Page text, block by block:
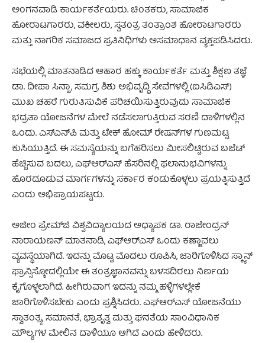
ಅಂಗನವಾಡಿ ಕಾರ್ಯಕರ್ತೆಯರು. ಚಿಂತಕರು, ಸಾಮಾಜಿಕ
ಹೋರಾಟಗಾರರು, ವಕೀಲರು, ಸ್ವತಂತ್ರ ತಂತ್ರಾಂಶ ಹೋರಾಟಗಾರರು
ಮತ್ತು ನಾಗರಿಕ ಸಮಾಜದ ಪ್ರತಿನಿಧಿಗಳು ಅಸಮಾಧಾನ ವ್ಯಕ್ತಪಡಿಸಿದರು.
ಸಭೆಯಲ್ಲಿ ಮಾತನಾಡಿದ ಆಹಾರ ಹಕ್ಕು ಕಾರ್ಯಕರ್ತೆ ಮತ್ತು ಶಿಕ್ಷಣ ತಜ್ಞೆ
ಡಾ. ದೀಪಾ ಸಿನ್ಹಾ, ಸಮಗ್ರ ಶಿಶು ಅಭಿವೃದ್ಧಿ ಸೇವೆಗಳಲ್ಲಿ (ಐಸಿಡಿಎಸ್)
ಮುಖ ಚಹರೆ ಗುರುತಿಸುವಿಕೆ ಪರಿಚಯಿಸುತ್ತಿರುವುದು ಸಾಮಾಜಿಕ
ಭದ್ರತಾ ಯೋಜನೆಗಳ ಮೇಲೆ ನಡೆಸಲಾಗುತ್ತಿರುವ ಸರಣಿ ದಾಳಿಗಳಲ್ಲಿನ
ಒಂದು. ಎಸ್‌ಎನ್‌ಪಿ ಮತ್ತು ಟೇಕ್ ಹೋಮ್ ರೇಷನ್‌ಗಳ ಗುಣಮಟ್ಟ
ಕುಸಿಯುತ್ತಿದೆ. ಈ ಸಮಸ್ಯೆಯನ್ನು ಬಗೆಹರಿಸಲು ಮೀಸಲಿಟ್ಟಿರುವ ಬಜೆಟ್
ಹೆಚ್ಚಿಸುವ ಬದಲು, ಎಫ್‌ಆರ್‌ಎಸ್‌ ಹೆಸರಿನಲ್ಲಿ ಫಲಾನುಭವಿಗಳನ್ನು
ಹೊರದೂಡುವ ಮಾರ್ಗಗಳನ್ನು ಸರ್ಕಾರ ಕಂಡುಕೊಳ್ಳಲು ಪ್ರಯತ್ನಿಸುತ್ತಿದೆ
ಎಂದು ಅಭಿಪ್ರಾಯಪಟ್ಟರು.
ಅಜೀಂ ಪ್ರೇಮ್‌ಜಿ ವಿಶ್ವವಿದ್ಯಾಲಯದ ಅಧ್ಯಾಪಕ ಡಾ. ರಾಜೇಂದ್ರನ್
ನಾರಾಯಣನ್ ಮಾತನಾಡಿ, ಎಫ್‌ಆರ್‌ಎಸ್‌ ಒಂದು ಕಣ್ಣಾವಲು
ವ್ಯವಸ್ಥೆಯಾಗಿದೆ. ಇದನ್ನು ಮೊಟ್ಟ ಮೊದಲು ರೂಪಿಸಿ, ಜಾರಿಗೊಳಿಸಿದ ಸ್ಕ್ಯಾನ್
ಫ್ರಾನ್ಸಿಸ್ಕೋದಲ್ಲಿಯೇ ಈ ತಂತ್ರಜ್ಞಾನವನ್ನು ಬಳಸದಿರಲು ನಿರ್ಣಯ
ಕೈಗೊಳ್ಳಲಾಗಿದೆ. ಹೀಗಿರುವಾಗ ಇದನ್ನು ನಮ್ಮ ಹಳ್ಳಿಗಳಲ್ಲೇಕೆ
ಜಾರಿಗೊಳಿಸಬೇಕು ಎಂದು ಪ್ರಶ್ನಿಸಿದರು. ಎಫ್‌ಆರ್‌ಎಸ್‌ ಯೋಜನೆಯು
ಸ್ವಾತಂತ್ರ್ಯ, ಸಮಾನತೆ, ಭ್ರಾತೃತ್ವ ಮತ್ತು ಘನತೆಯ ಸಾಂವಿಧಾನಿಕ
ಮೌಲ್ಯಗಳ ಮೇಲಿನ ದಾಳಿಯೂ ಆಗಿದೆ ಎಂದು ಹೇಳಿದರು.